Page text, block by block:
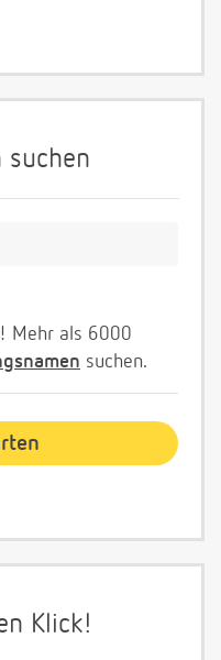
suchen
! Mehr als 6000
suchen.
Klick!